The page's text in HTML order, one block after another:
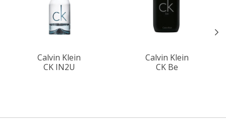
Calvin Klein
CK IN2U
Calvin Klein
CK Be